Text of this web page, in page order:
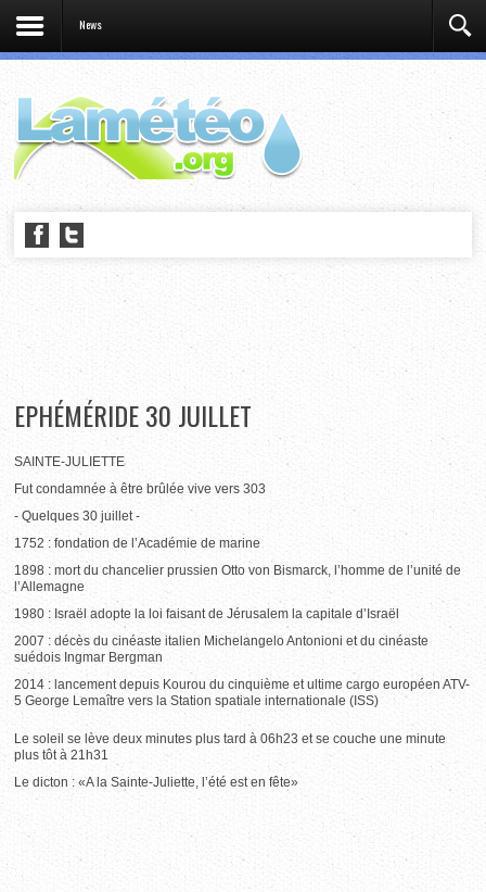
News
EPHÉMÉRIDE 30 JUILLET
SAINTE-JULIETTE
Fut condamnée à être brûlée vive vers 303
- Quelques 30 juillet -
1752 : fondation de l’Académie de marine
1898 : mort du chancelier prussien Otto von Bismarck, l’homme de l’unité de
l’Allemagne
1980 : Israël adopte la loi faisant de Jérusalem la capitale d’Israël
2007 : décès du cinéaste italien Michelangelo Antonioni et du cinéaste
suédois Ingmar Bergman
2014 : lancement depuis Kourou du cinquième et ultime cargo européen ATV-
5 George Lemaître vers la Station spatiale internationale (ISS)
Le soleil se lève deux minutes plus tard à 06h23 et se couche une minute
plus tôt à 21h31
Le dicton : «A la Sainte-Juliette, l’été est en fête»